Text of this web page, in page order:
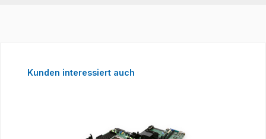
Produktgalerie überspringen
Kunden interessiert auch